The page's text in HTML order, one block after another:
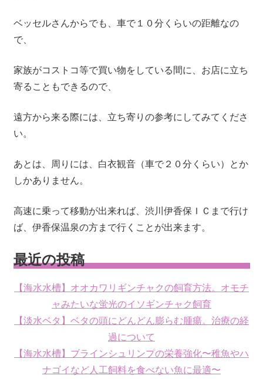
ベッセルさんからでも、車で１０分くらいの距離なの
で、
家族がコストコ等で買い物をしている間に、お店に立ち
寄ることもできるので、
遠方から来る際には、立ち寄りの参考にしてみてくださ
い。
あとは、周りには、白衣観音（車で２０分くらい）とか
しかありません。
高速に乗って移動が出来れば、渋川伊香保ＩＣまで行け
ば、伊香保温泉の方まで行くことが出来ます。
最近の投稿
【海水水槽】オオカワリギンチャクの飼育方法。オモチ
ャみたいな蛍光のイソギンチャク飼育
【淡水ベタ】ベタの頭にどんどん膨らむ腫瘍。治療の経
過について
【海水水槽】ブラインシュリンプの栄養強化〜稚魚やハ
ナゴイなど人工飼料を食べない魚に最適〜